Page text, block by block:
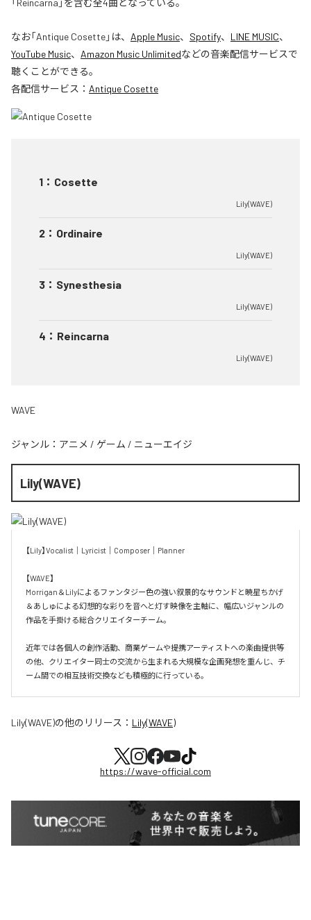
「Reincarna」を含む全4曲となっている。
なお「Antique Cosette」は、 Apple Music、 Spotify、 LINE MUSIC、
YouTube Music、 Amazon Music Unlimitedなどの音楽配信サービスで
聴くことができる。
各配信サービス： Antique Cosette
1 ： Cosette
Lily(WAVE)
2 ： Ordinaire
Lily(WAVE)
3 ： Synesthesia
Lily(WAVE)
4 ： Reincarna
Lily(WAVE)
WAVE
ジャンル： アニメ / ゲーム / ニューエイジ
Lily(WAVE)
【Lily】Vocalist｜Lyricist｜Composer｜Planner
【WAVE】
Morrigan＆Lilyによるファンタジー色の強い叙景的なサウンドと暁星ちかげ
＆あしゅによる幻想的な彩りを音へと灯す映像を主軸に、幅広いジャンルの
作品を手掛ける総合クリエイターチーム。
近年では各個人の創作活動、商業ゲームや提携アーティストへの楽曲提供等
の他、クリエイター同士の交流から生まれる大規模な企画発想を重んじ、チ
ーム間での相互技術交換なども積極的に行っている。
Lily(WAVE)の他のリリース： Lily(WAVE)
https://wave-official.com